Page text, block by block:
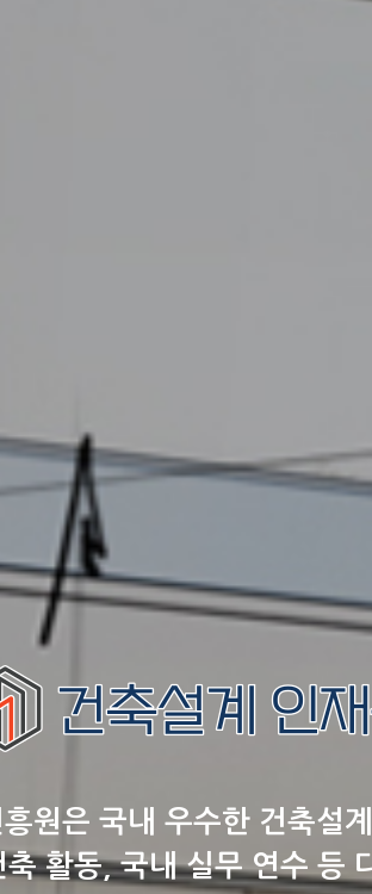
원은 국내 우수한 건축설
활동, 국내 실무 연수 등